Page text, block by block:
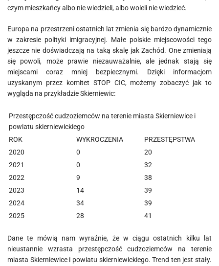
czym mieszkańcy albo nie wiedzieli, albo woleli nie wiedzieć.
Europa na przestrzeni ostatnich lat zmienia się bardzo dynamicznie
w zakresie polityki imigracyjnej. Małe polskie miejscowości tego
jeszcze nie doświadczają na taką skalę jak Zachód. One zmieniają
się powoli, może prawie niezauważalnie, ale jednak stają się
miejscami coraz mniej bezpiecznymi. Dzięki informacjom
uzyskanym przez komitet STOP CIC, możemy zobaczyć jak to
wygląda na przykładzie Skierniewic:
Przestępczość cudzoziemców na terenie miasta Skierniewice i
powiatu skierniewickiego
ROK
WYKROCZENIA
PRZESTĘPSTWA
2020
0
20
2021
0
32
2022
9
38
2023
14
39
2024
34
39
2025
28 41
Dane te mówią nam wyraźnie, że w ciągu ostatnich kilku lat
nieustannie wzrasta przestępczość cudzoziemców na terenie
miasta Skierniewice i powiatu skierniewickiego. Trend ten jest stały.